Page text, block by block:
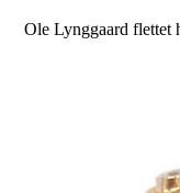
Ole Lynggaard flettet